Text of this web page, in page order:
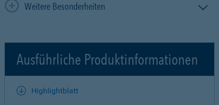
Weitere Besonderheiten
Ausführliche Produktinformationen
Highlightblatt